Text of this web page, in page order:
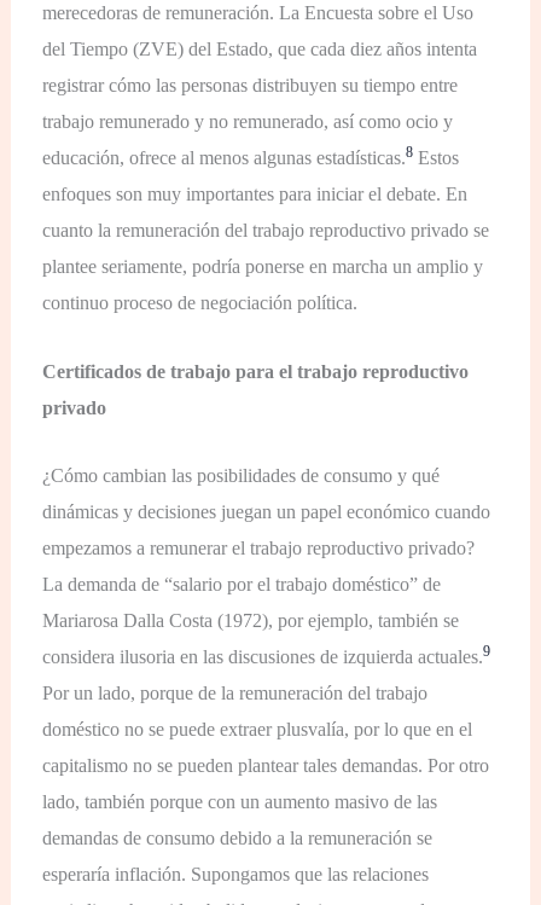
merecedoras de remuneración. La Encuesta sobre el Uso
del Tiempo (ZVE) del Estado, que cada diez años intenta
registrar cómo las personas distribuyen su tiempo entre
trabajo remunerado y no remunerado, así como ocio y
educación, ofrece al menos algunas estadísticas.8 Estos
enfoques son muy importantes para iniciar el debate. En
cuanto la remuneración del trabajo reproductivo privado se
plantee seriamente, podría ponerse en marcha un amplio y
continuo proceso de negociación política.
Certificados de trabajo para el trabajo reproductivo
privado
¿Cómo cambian las posibilidades de consumo y qué
dinámicas y decisiones juegan un papel económico cuando
empezamos a remunerar el trabajo reproductivo privado?
La demanda de “salario por el trabajo doméstico” de
Mariarosa Dalla Costa (1972), por ejemplo, también se
considera ilusoria en las discusiones de izquierda actuales.9
Por un lado, porque de la remuneración del trabajo
doméstico no se puede extraer plusvalía, por lo que en el
capitalismo no se pueden plantear tales demandas. Por otro
lado, también porque con un aumento masivo de las
demandas de consumo debido a la remuneración se
esperaría inflación. Supongamos que las relaciones